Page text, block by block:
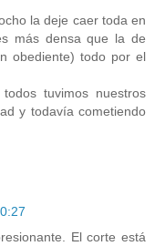
la deje caer toda en
más densa que la de
obediente) todo por el
tuvimos nuestros
y todavía cometiendo
El corte está